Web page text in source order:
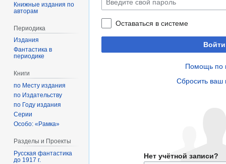
Оставаться в системе
Войти
Помощь по
Сбросить ваш
Нет учётной записи?
Книжные издания по
авторам
Периодика
Издания
Фантастика в
периодике
Книги
по Месту издания
по Издательству
по Году издания
Серии
Особо: «Рамка»
Разделы и Проекты
Русская фантастика
до 1917 г.